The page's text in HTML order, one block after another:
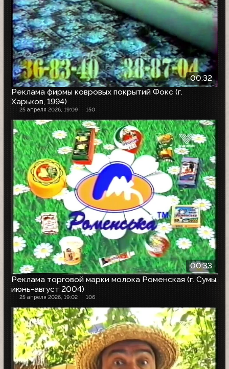
00:32
Реклама фирмы ковровых покрытий Фокс (г.
Харьков, 1994)
25 апреля 2026, 19:09 150
00:33
Реклама торговой марки молока Роменская (г. Сумы,
июнь-август 2004)
25 апреля 2026, 19:02 106